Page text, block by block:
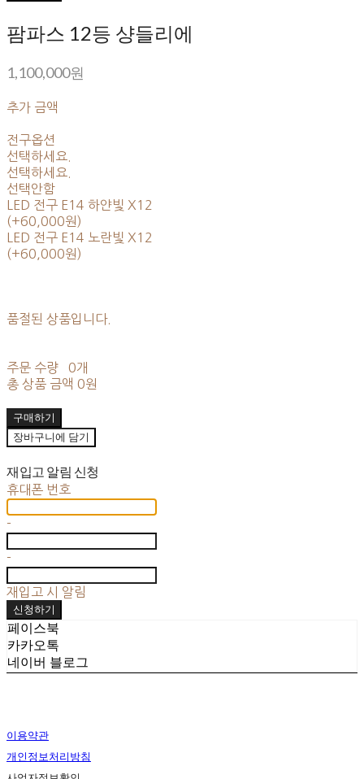
팜파스 12등 샹들리에
1,100,000원
추가 금액
전구옵션
선택하세요.
선택하세요.
선택안함
LED 전구 E14 하얀빛 X12
(+60,000원)
LED 전구 E14 노란빛 X12
(+60,000원)
품절된 상품입니다.
주문 수량
0개
총 상품 금액 0원
구매하기
장바구니에 담기
재입고 알림 신청
휴대폰 번호
-
-
재입고 시 알림
신청하기
페이스북
카카오톡
네이버 블로그
이용약관
개인정보처리방침